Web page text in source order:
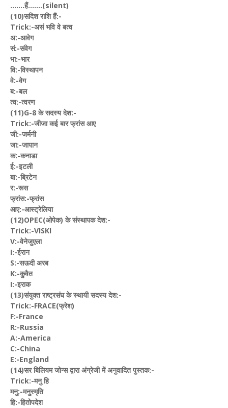
.......हैं.......(silent)
(10)सदिश राशि हैं:-
Trick:-असं भवि वे बत्व
अ:-आवेग
सं:-संवेग
भा:-भार
वि:-विस्थापन
वे:-वेग
ब:-बल
त्व:-त्वरण
(11)G-8 के सदस्य देश:-
Trick:-जीजा कई बार फ्रांस आए
जी:-जर्मनी
जा:-जापान
क:-कनाडा
ई:-इटली
बा:-ब्रिटेन
र:-रूस
फ्रांस:-फ्रांस
आए:-आस्ट्रेलिया
(12)OPEC(ओपेक) के संस्थापक देश:-
Trick:-VISKI
V:-वेनेजुएला
I:-ईरान
S:-सऊदी अरब
K:-कुवैत
I:-इराक
(13)संयुक्त राष्ट्रसंघ के स्थायी सदस्य देश:-
Trick:-FRACE(फ्रेश)
F:-France
R:-Russia
A:-America
C:-China
E:-England
(14)सर बिलियम जोन्स द्वारा अंग्रेजी में अनुवादित पुस्तक:-
Trick:-मनु हि
मनु:-मनुस्मृति
हि:-हितोपदेश